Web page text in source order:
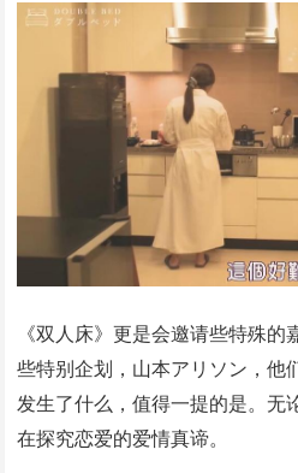
《双人床》更是会邀请些特殊
些特别企划，山本アリソン，他
发生了什么，值得一提的是。无
在探究恋爱的爱情真谛。